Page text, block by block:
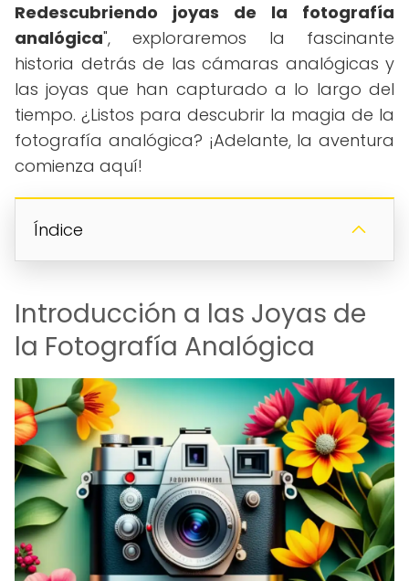
Redescubriendo joyas de la fotografía
analógica", exploraremos la fascinante
historia detrás de las cámaras analógicas y
las joyas que han capturado a lo largo del
tiempo. ¿Listos para descubrir la magia de la
fotografía analógica? ¡Adelante, la aventura
comienza aquí!
Índice
Introducción a las Joyas de
la Fotografía Analógica